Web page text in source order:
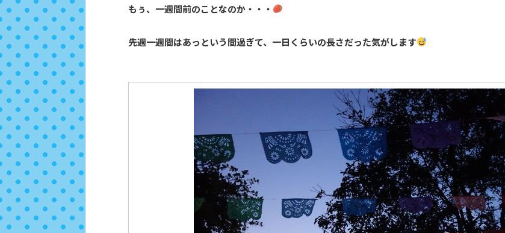
もぅ、一週間前のことなのか・・・
先週一週間はあっという間過ぎて、一日くらいの長さだった気がします